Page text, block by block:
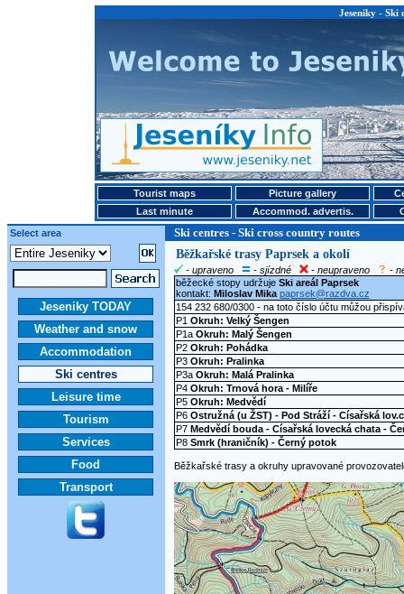
Jeseniky - Ski
Tourist maps Picture gallery
Last minute
Accommod. advertis.
Select area
Ski centres - Ski cross country routes
Jeseniky TODAY
Weather and snow
Accommodation
Ski centres
Leisure time
Tourism
Services
Food
Transport
Běžkařské trasy Paprsek a okolí
- upraveno - sjízdné - neupraveno
-
běžecké stopy udržuje Ski areál Paprsek
kontakt: Miloslav Mika paprsek@razdva.cz
154 232 680/0300 - na toto číslo účtu můžou
P1 Okruh: Velký Šengen
P1a Okruh: Malý Šengen
P2 Okruh: Pohádka
P3 Okruh: Pralinka
P3a Okruh: Malá Pralinka
P4 Okruh: Trnová hora - Milíře
P5 Okruh: Medvědí
P6 Ostružná (u ŽST) - Pod Stráží - Císařská
P7 Medvědí bouda - Císařská lovecká chata -
P8 Smrk (hraničník) - Černý potok
Běžkařské trasy a okruhy upravované